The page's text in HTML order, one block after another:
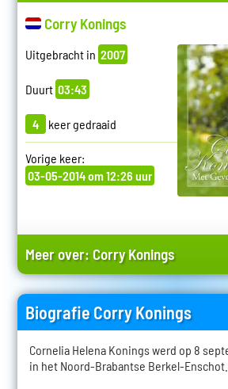
Corry Konings
Uitgebracht in 2007
Duurt 03:43
4 keer gedraaid
Vorige keer:
03-05-2014 om 12:26 uur
Meer over: Corry Konings
Biografie Corry Konings
Cornelia Helena Konings werd op 8
in het Noord-Brabantse Berkel-Enschot.